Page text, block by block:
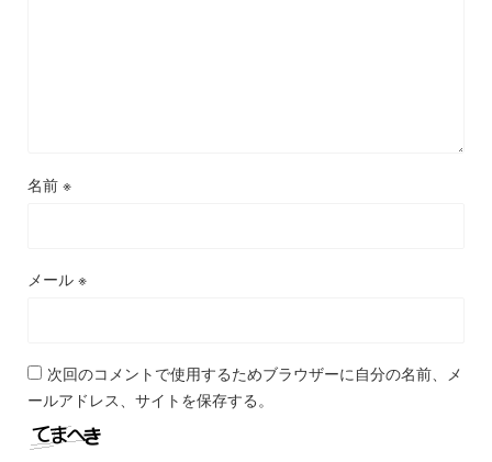
名前 ※
メール ※
次回のコメントで使用するためブラウザーに自分の名前、メ
ールアドレス、サイトを保存する。